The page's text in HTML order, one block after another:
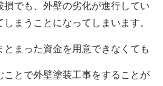
損でも、外壁の劣化が進行してい
まうことになってしまいます。
とまった資金を用意できなくても
ことで外壁塗装工事をすることが